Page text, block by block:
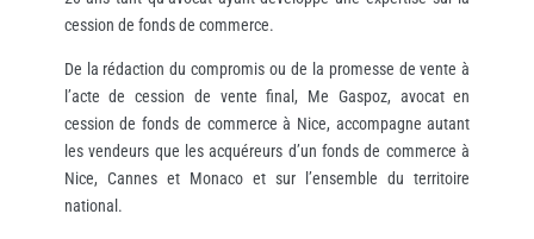
cession de fonds de commerce.
De la rédaction du compromis ou de la promesse de vente à
l’acte de cession de vente final, Me Gaspoz, avocat en
cession de fonds de commerce à Nice, accompagne autant
les vendeurs que les acquéreurs d’un fonds de commerce à
Nice, Cannes et Monaco et sur l’ensemble du territoire
national.